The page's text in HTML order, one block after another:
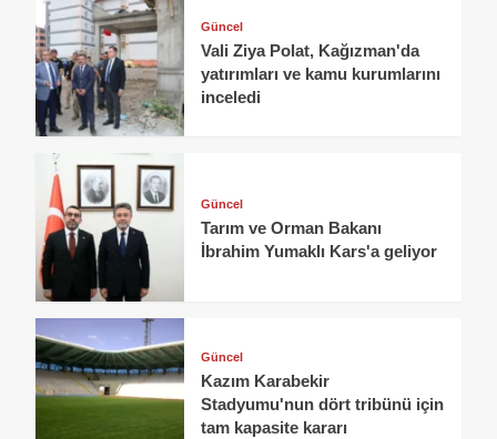
Güncel
Vali Ziya Polat, Kağızman'da
yatırımları ve kamu kurumlarını
inceledi
Güncel
Tarım ve Orman Bakanı
İbrahim Yumaklı Kars'a geliyor
Güncel
Kazım Karabekir
Stadyumu'nun dört tribünü için
tam kapasite kararı